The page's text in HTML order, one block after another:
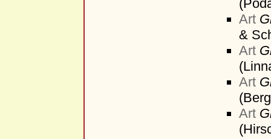
Art
&
Art
Art
Art